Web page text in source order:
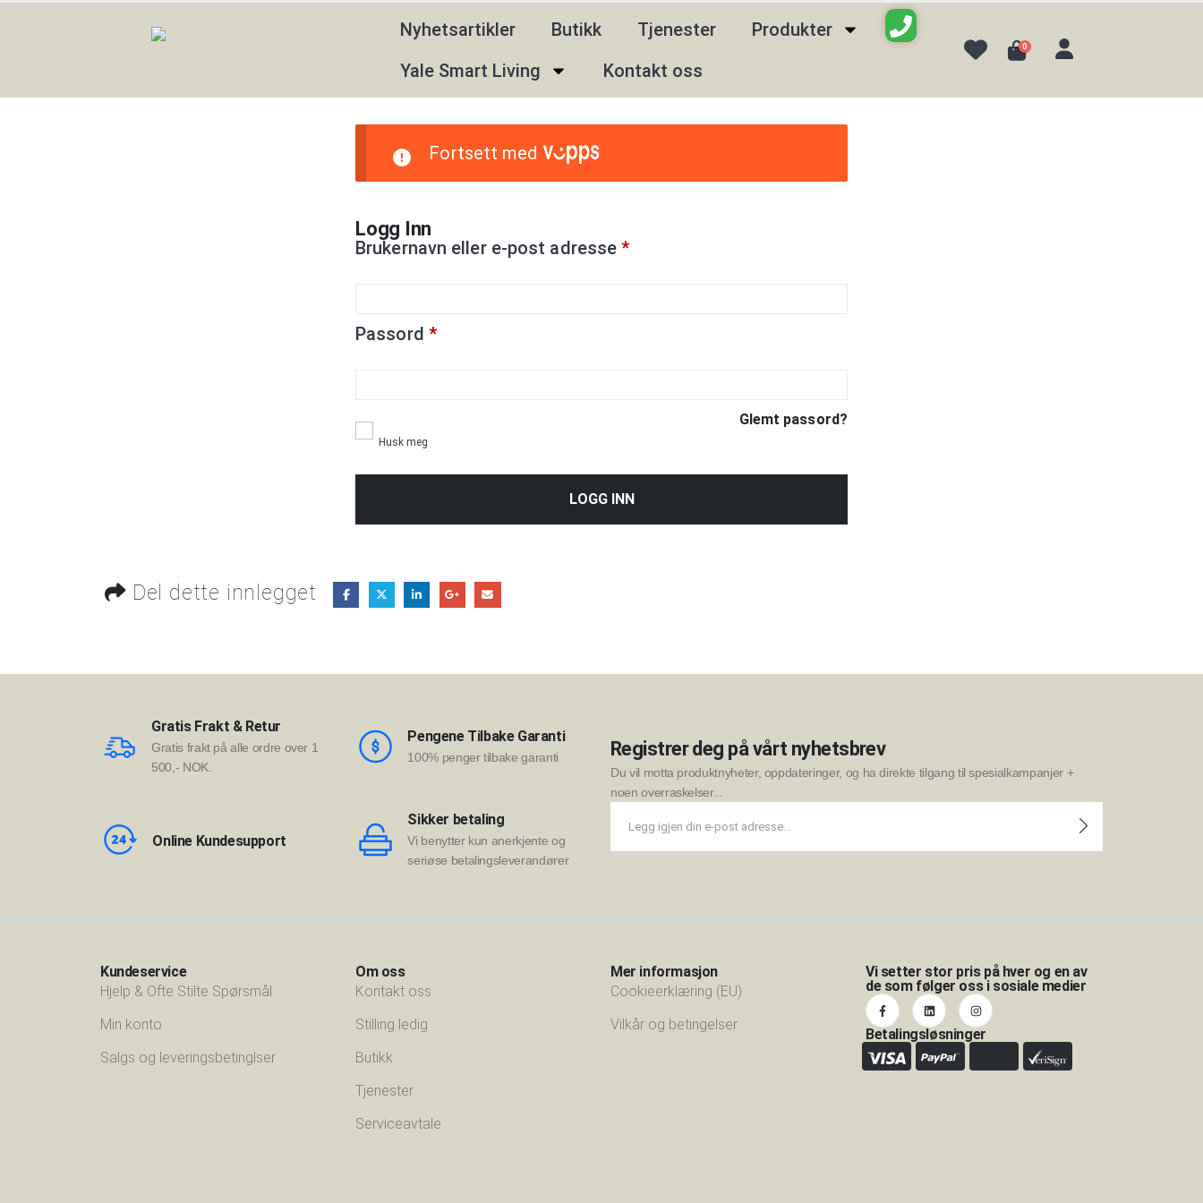
Nyhetsartikler Butikk Tjenester
Produkter
Yale Smart Living
Kontakt oss
0
Fortsett med
Logg Inn
Brukernavn eller e-post adresse*
Passord *
Husk meg
Glemt passord?
LOGG INN
Del dette innlegget
Gratis Frakt & Retur
Gratis frakt på alle ordre over 1
500,- NOK.
Pengene Tilbake Garanti
100% penger tilbake garanti
Online Kundesupport
Sikker betaling
Vi benytter kun anerkjente og
seriøse betalingsleverandører
Registrer deg på vårt nyhetsbrev
Du vil motta produktnyheter, oppdateringer, og ha direkte tilgang til spesialkampanjer +
noen overraskelser...
Kundeservice
Hjelp & Ofte Stilte Spørsmål
Min konto
Salgs og leveringsbetinglser
Om oss
Kontakt oss
Stilling ledig
Butikk
Tjenester
Serviceavtale
Mer informasjon
Cookieerklæring (EU)
Vilkår og betingelser
Vi setter stor pris på hver og en av
de som følger oss i sosiale medier
Betalingsløsninger